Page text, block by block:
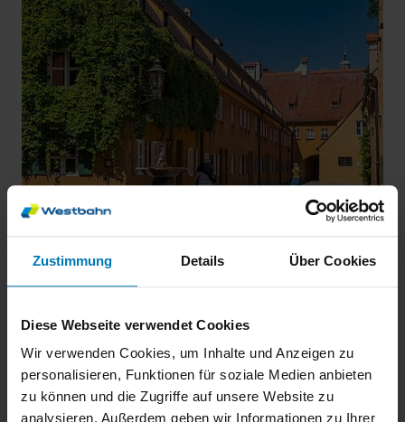
Zustimmung Details Über Cookies
Diese Webseite verwendet Cookies
Wir verwenden Cookies, um Inhalte und Anzeigen zu
personalisieren, Funktionen für soziale Medien anbieten
zu können und die Zugriffe auf unsere Website zu
analysieren. Außerdem geben wir Informationen zu Ihrer
Die Fuggerei – ein einzigartiges Erlebnis im Herzen
Augsburgs
Heute wie vor 500 Jahren bietet die Fuggerei